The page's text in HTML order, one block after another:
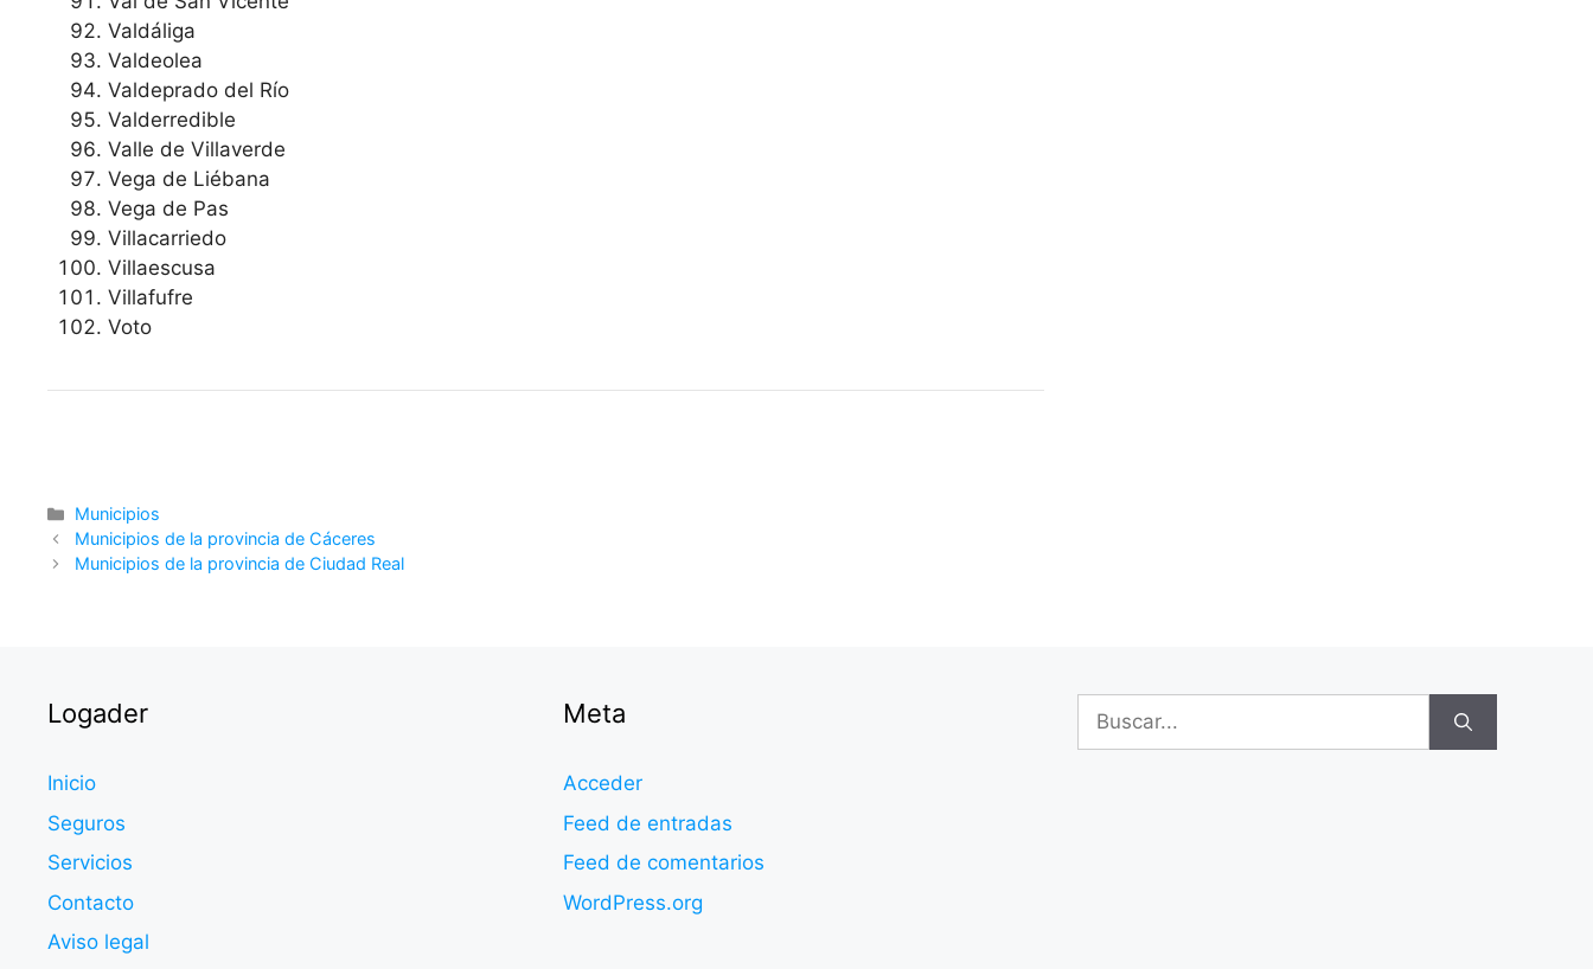
Valdáliga
Valdeolea
Valdeprado del Río
Valderredible
Valle de Villaverde
Vega de Liébana
Vega de Pas
Villacarriedo
Villaescusa
Villafufre
Voto
Categorías
Municipios
Municipios de la provincia de Cáceres
Municipios de la provincia de Ciudad Real
Logader
Inicio
Seguros
Servicios
Contacto
Aviso legal
Meta
Acceder
Feed de entradas
Feed de comentarios
WordPress.org
Buscar: